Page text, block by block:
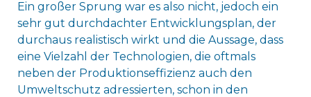
Ein großer Sprung war es also nicht, jedoch ein
sehr gut durchdachter Entwicklungsplan, der
durchaus realistisch wirkt und die Aussage, dass
eine Vielzahl der Technologien, die oftmals
neben der Produktionseffizienz auch den
Umweltschutz adressierten, schon in den